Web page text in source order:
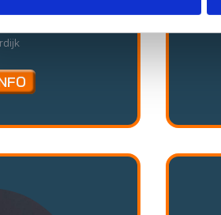
zijn voor de lokale
wil bijdragen aan
De Excelsior
hart van de
kernwaarde) van
actief te zijn
de leefsituatie van
en wijken.